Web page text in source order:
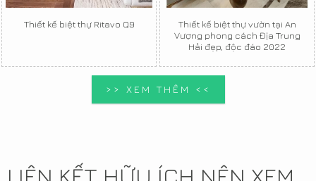
Thiết kế biệt thự Ritavo Q9
Thiết kế biệt thự vườn tại An
Vượng phong cách Địa Trung
Hải đẹp, độc đáo 2022
>> XEM THÊM <<
LIÊN KẾT HỮU ÍCH NÊN XEM